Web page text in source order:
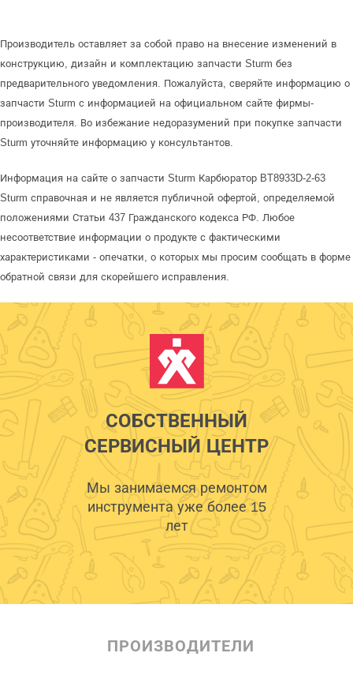
Производитель оставляет за собой право на внесение изменений в
конструкцию, дизайн и комплектацию запчасти Sturm без
предварительного уведомления. Пожалуйста, сверяйте информацию о
запчасти Sturm с информацией на официальном сайте фирмы-
производителя. Во избежание недоразумений при покупке запчасти
Sturm уточняйте информацию у консультантов.
Информация на сайте о запчасти Sturm Карбюратор BT8933D-2-63
Sturm справочная и не является публичной офертой, определяемой
положениями Статьи 437 Гражданского кодекса РФ. Любое
несоответствие информации о продукте с фактическими
характеристиками - опечатки, о которых мы просим сообщать в форме
обратной связи для скорейшего исправления.
СОБСТВЕННЫЙ
СЕРВИСНЫЙ ЦЕНТР
Мы занимаемся ремонтом
инструмента уже более 15
лет
ПРОИЗВОДИТЕЛИ